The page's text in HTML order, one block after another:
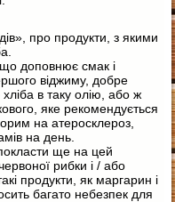
про продукти, з якими
доповнює смак і
віджиму, добре
в таку олію, або ж
яке рекомендується
на атеросклероз,
на день.
ще на цей
рибки і / або
продукти, як маргарин і
багато небезпек для